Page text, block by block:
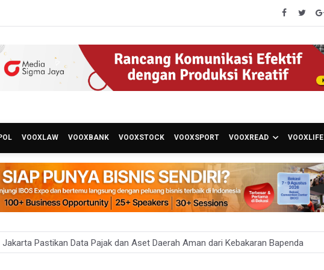
VOOXLAW VOOXBANK VOOXSTOCK VOOXSPORT VOOXREAD VOOXLIFE
Pastikan Data Pajak dan Aset Daerah Aman dari Kebakaran Bapenda